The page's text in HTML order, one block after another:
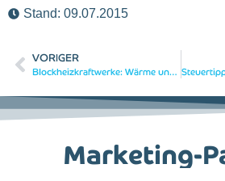
Stand: 09.07.2015
VORIGER
Blockheizkraftwerke: Wärme und Strom für Ein- und Mehrfamilienhäuser
Marketing-